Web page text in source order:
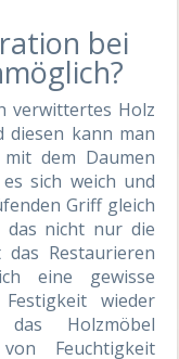
bei
verwittertes Holz
diesen kann man
dem Daumen
sich weich und
Griff gleich
das nicht nur die
Restaurieren
eine gewisse
wieder
Holzmöbel
Feuchtigkeit